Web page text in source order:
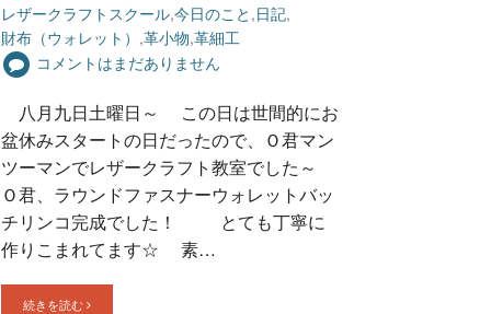
レザークラフトスクール,今日のこと ,日記,
財布（ウォレット） ,革小物,革細工
コメントはまだありません
八月九日土曜日～ この日は世間的にお
盆休みスタートの日だったので、Ｏ君マン
ツーマンでレザークラフト教室でした～
Ｏ君、ラウンドファスナーウォレットバッ
チリンコ完成でした！ とても丁寧に
作りこまれてます☆ 素…
続きを読む